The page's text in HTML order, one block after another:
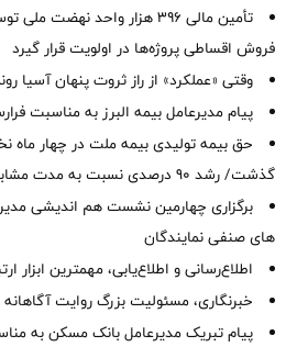
تأمین مالی ۳۹۶ هزار واحد
فروش اقساطی پروژه‌ها در اولویت قرار گیرد
وقتی «عملکرد» از راز ثروت پنهان آسیا
پیام مدیرعامل بیمه البرز به مناسبت
گذشت/ رشد 90 درصدی نسبت به مدت مشابه سال گذشته
برگزاری چهارمین نشست هم اندیشی
های صنفی نمایندگان
اطلاع‌رسانی و اطلاع‌یابی، مهمترین ابزار
خبرنگاری، مسئولیت بزرگ روایت
پیام تبریک مدیرعامل بانک مسکن به